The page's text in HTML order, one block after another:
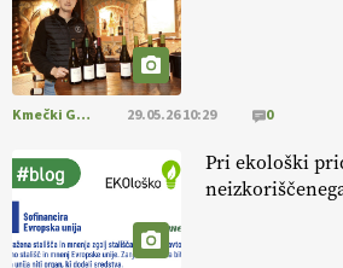
Kmečki Glas 29.05.26 10:29 0
Pri ekološki